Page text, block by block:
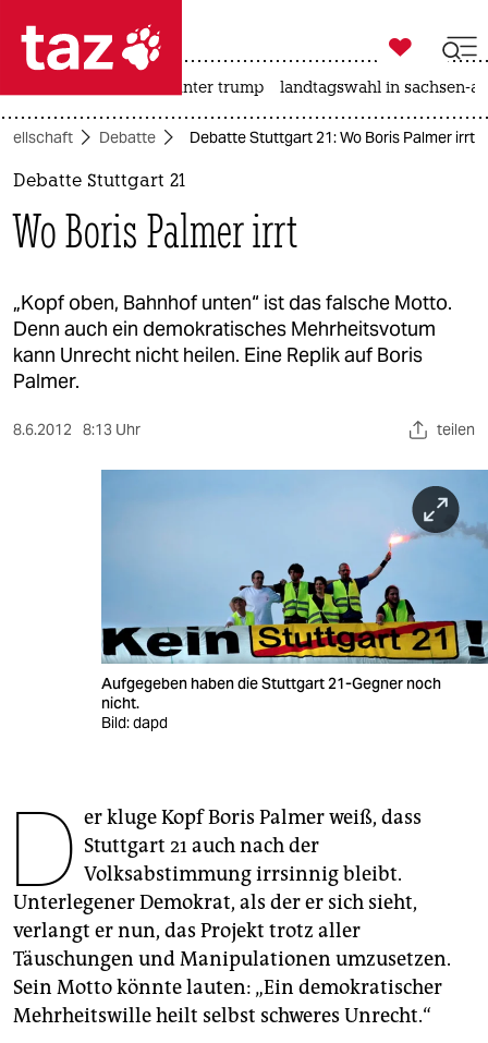
 taz zahl ich
taz zahl ich
politik
öko
gesellschaft
kultur
sport
veranstaltungen
fragen & hilfe
unterstützen
abo
genossenschaft
epaper login

taz zahl ich
usa unter trump landtagswahl in sachsen-
Debatte Debatte Stuttgart 21: Wo Boris Palmer irrt
Debatte Stuttgart 21
Wo Boris Palmer irrt
„Kopf oben, Bahnhof unten“ ist das falsche Motto.
Denn auch ein demokratisches Mehrheitsvotum
kann Unrecht nicht heilen. Eine Replik auf Boris
Palmer.
8.6.2012 8:13 Uhr teilen
Aufgegeben haben die Stuttgart 21-Gegner noch
nicht.
Bild: dapd
D er kluge Kopf Boris Palmer weiß, dass
Stuttgart 21 auch nach der
Volksabstimmung irrsinnig bleibt.
Unterlegener Demokrat, als der er sich sieht,
verlangt er nun, das Projekt trotz aller
Täuschungen und Manipulationen umzusetzen.
Sein Motto könnte lauten: „Ein demokratischer
Mehrheitswille heilt selbst schweres Unrecht.“